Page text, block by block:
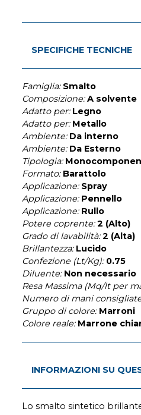
SPECIFICHE TECNICHE
Famiglia: Smalto
Composizione: A solvente
Adatto per: Legno
Adatto per: Metallo
Ambiente: Da interno
Ambiente: Da Esterno
Tipologia:
Formato: Barattolo
Applicazione: Spray
Applicazione: Pennello
Applicazione: Rullo
Potere coprente: 2 (Alto)
Grado di lavabilità: 2 (Alta)
Brillantezza: Lucido
Confezione (Lt/Kg): 0.75
Diluente: Non necessario
Resa Massima (Mq/lt per
Numero di mani
Gruppo di colore: Marroni
Colore reale: Marrone
INFORMAZIONI SU
Lo smalto sintetico